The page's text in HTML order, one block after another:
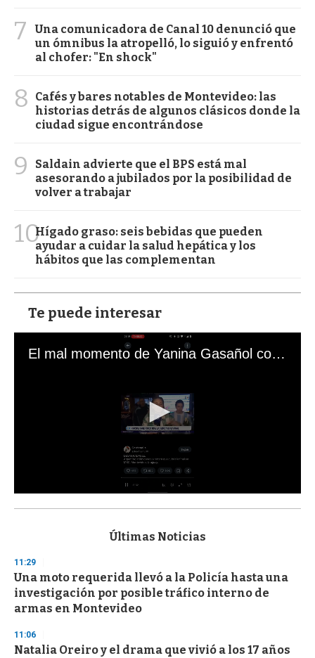
7
Una comunicadora de Canal 10 denunció que
un ómnibus la atropelló, lo siguió y enfrentó
al chofer: "En shock"
8
Cafés y bares notables de Montevideo: las
historias detrás de algunos clásicos donde la
ciudad sigue encontrándose
9
Saldain advierte que el BPS está mal
asesorando a jubilados por la posibilidad de
volver a trabajar
10Hígado graso: seis bebidas que pueden
ayudar a cuidar la salud hepática y los
hábitos que las complementan
Te puede interesar
El mal momento de Yanina Gasañol con un hincha argentino en "Subrayado"
s
d
s
o
f
3
s
e
Últimas Noticias
11:29
Una moto requerida llevó a la Policía hasta una
investigación por posible tráfico interno de
armas en Montevideo
11:06
Natalia Oreiro y el drama que vivió a los 17 años